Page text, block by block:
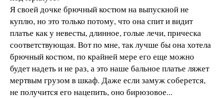
Я своей дочке брючный костюм на выпускной не
куплю, но это только потому, что она спит и видит
платье как у невесты, длинное, голые лечи, прическа
соответствующая. Вот по мне, так лучше бы она хотела
брючный костюм, по крайней мере его еще можно
будет надеть и не раз, а это наше бальное платье ляжет
мертвым грузом в шкаф. Даже если замуж соберется,
не получится его нацепить, оно бирюзовое...